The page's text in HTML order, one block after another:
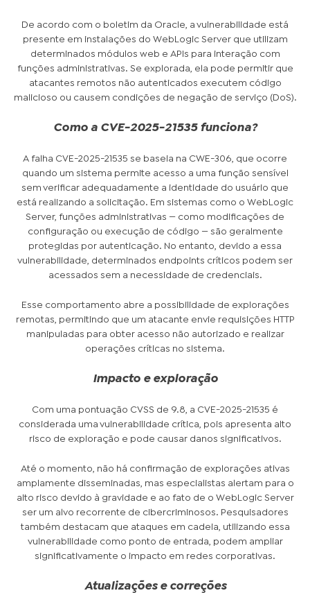
De acordo com o boletim da Oracle, a vulnerabilidade está
presente em instalações do WebLogic Server que utilizam
determinados módulos web e APIs para interação com
funções administrativas. Se explorada, ela pode permitir que
atacantes remotos não autenticados executem código
malicioso ou causem condições de negação de serviço (DoS).
Como a CVE-2025-21535 funciona?
A falha CVE-2025-21535 se baseia na CWE-306, que ocorre
quando um sistema permite acesso a uma função sensível
sem verificar adequadamente a identidade do usuário que
está realizando a solicitação. Em sistemas como o WebLogic
Server, funções administrativas — como modificações de
configuração ou execução de código — são geralmente
protegidas por autenticação. No entanto, devido a essa
vulnerabilidade, determinados endpoints críticos podem ser
acessados sem a necessidade de credenciais.
Esse comportamento abre a possibilidade de explorações
remotas, permitindo que um atacante envie requisições HTTP
manipuladas para obter acesso não autorizado e realizar
operações críticas no sistema.
Impacto e exploração
Com uma pontuação CVSS de 9.8, a CVE-2025-21535 é
considerada uma vulnerabilidade crítica, pois apresenta alto
risco de exploração e pode causar danos significativos.
Até o momento, não há confirmação de explorações ativas
amplamente disseminadas, mas especialistas alertam para o
alto risco devido à gravidade e ao fato de o WebLogic Server
ser um alvo recorrente de cibercriminosos. Pesquisadores
também destacam que ataques em cadeia, utilizando essa
vulnerabilidade como ponto de entrada, podem ampliar
significativamente o impacto em redes corporativas.
Atualizações e correções